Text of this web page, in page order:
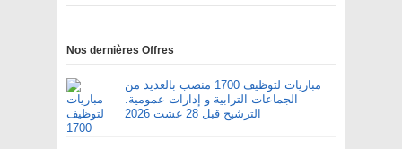
Nos dernières Offres
مباريات لتوظيف 1700 منصب بالعديد من
الجماعات الترابية و إدارات عمومية.
الترشيح قبل 28 غشت 2026